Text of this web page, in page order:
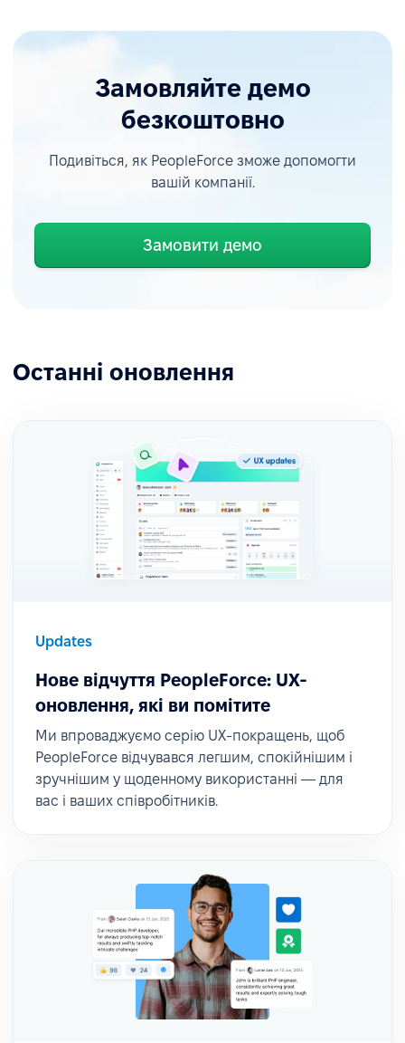
Замовляйте демо
безкоштовно
Подивіться, як PeopleForce зможе допомогти
вашій компанії.
Замовити демо
Останні оновлення
Updates
Нове відчуття PeopleForce: UX-
оновлення, які ви помітите
Ми впроваджуємо серію UX-покращень, щоб
PeopleForce відчувався легшим, спокійнішим і
зручнішим у щоденному використанні — для
вас і ваших співробітників.